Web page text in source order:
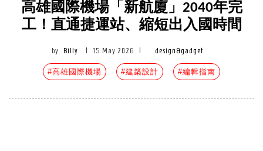
高雄國際機場「新航廈」2040年完
工！直通捷運站、縮短出入國時間
by Billy 15 May 2026 design&gadget
#高雄國際機場 #建築設計 #編輯指南